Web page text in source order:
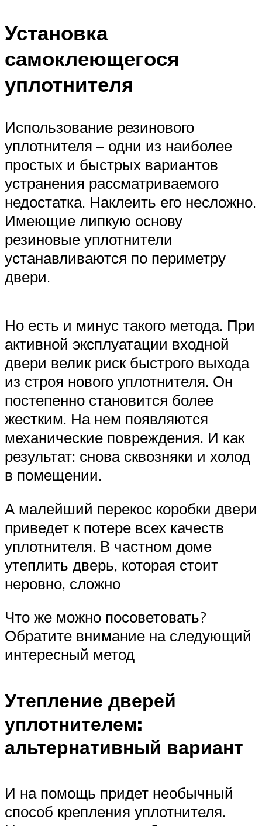
Установка
самоклеющегося
уплотнителя
Использование резинового
уплотнителя – одни из наиболее
простых и быстрых вариантов
устранения рассматриваемого
недостатка. Наклеить его несложно.
Имеющие липкую основу
резиновые уплотнители
устанавливаются по периметру
двери.
Но есть и минус такого метода. При
активной эксплуатации входной
двери велик риск быстрого выхода
из строя нового уплотнителя. Он
постепенно становится более
жестким. На нем появляются
механические повреждения. И как
результат: снова сквозняки и холод
в помещении.
А малейший перекос коробки двери
приведет к потере всех качеств
уплотнителя. В частном доме
утеплить дверь, которая стоит
неровно, сложно
Что же можно посоветовать?
Обратите внимание на следующий
интересный метод
Утепление дверей
уплотнителем:
альтернативный вариант
И на помощь придет необычный
способ крепления уплотнителя.